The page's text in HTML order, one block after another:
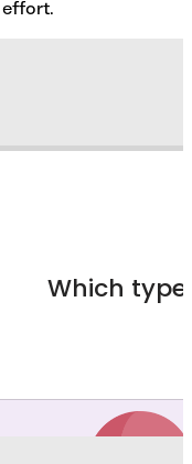
effort.